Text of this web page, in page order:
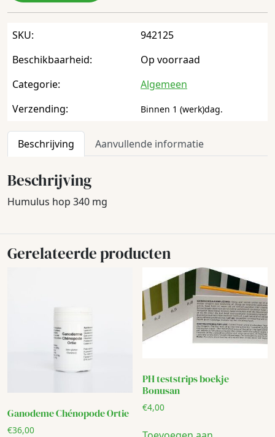
SKU:
942125
Beschikbaarheid:
Op voorraad
Categorie:
Algemeen
Verzending:
Binnen 1 (werk)dag.
Beschrijving Aanvullende informatie
Beschrijving
Humulus hop 340 mg
Gerelateerde producten
Ganodeme Chénopode Ortie
€36,00
PH teststrips boekje
Bonusan
€4,00